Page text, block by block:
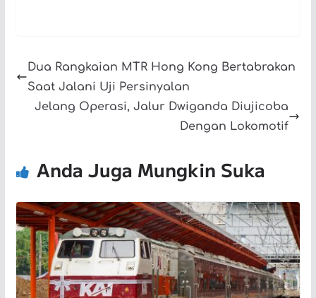
Dua Rangkaian MTR Hong Kong Bertabrakan
Saat Jalani Uji Persinyalan
Jelang Operasi, Jalur Dwiganda Diujicoba
Dengan Lokomotif
Anda Juga Mungkin Suka